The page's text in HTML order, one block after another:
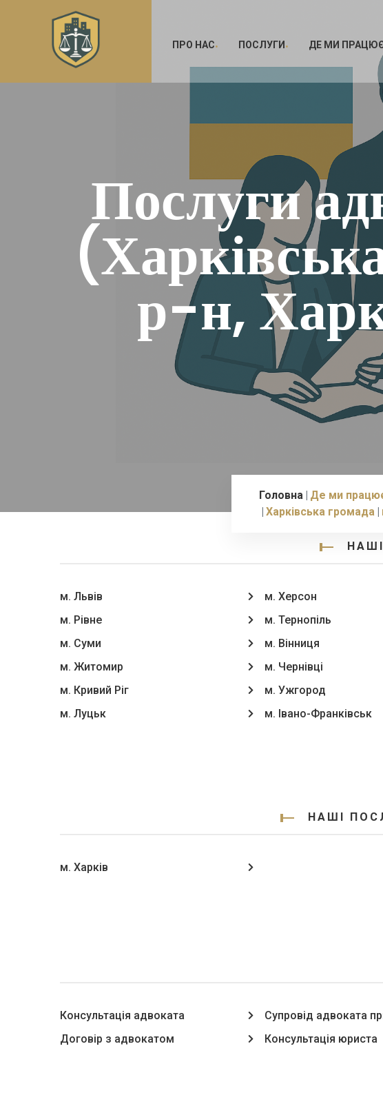
ПРО НАС ПОСЛУГИ ДЕ МИ
Послуги
р-н,
Головна Де ми
Харківська громада
м. Львів
м. Рівне
м. Суми
м. Житомир
м. Кривий Ріг
м. Луцьк
м. Херсон
м. Тернопіль
м. Вінниця
м. Чернівці
м. Ужгород
м. Івано-Франківськ
НАШІ
м. Харків
Консультація адвоката
Договір з адвокатом
Супровід адвоката
Консультація юриста